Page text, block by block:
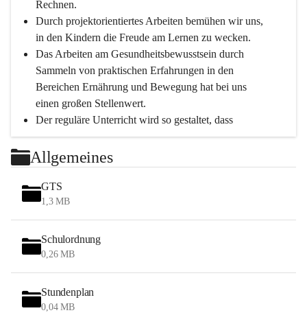
Rechnen.
Durch projektorientiertes Arbeiten bemühen wir uns,
in den Kindern die Freude am Lernen zu wecken.
Das Arbeiten am Gesundheitsbewusstsein durch
Sammeln von praktischen Erfahrungen in den
Bereichen Ernährung und Bewegung hat bei uns
einen großen Stellenwert.
Der reguläre Unterricht wird so gestaltet, dass
Bewegungseinheiten immer möglich sind.
Durch die täglichen Bewegungseinheiten können
unsere Schüler*innen in einer entspannten
Atmosphäre das Gelernte leichter verinnerlichen.
Tägliche Hofpausen an der frischen Luft bei
jeglichem Wetter (außer Regen) bieten weiter eine
tiefgreifende Erholung.
Schwerpunkte
Persönlichkeitsentwicklung
Allgemeines
GTS
1,3 MB
Schulordnung
0,26 MB
Stundenplan
0,04 MB